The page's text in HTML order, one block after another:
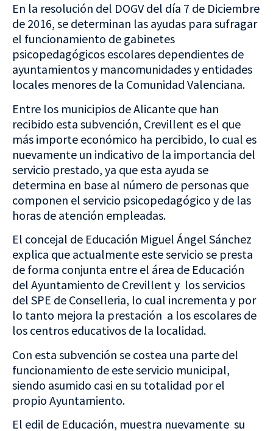
En la resolución del DOGV del día 7 de Diciembre
de 2016, se determinan las ayudas para sufragar
el funcionamiento de gabinetes
psicopedagógicos escolares dependientes de
ayuntamientos y mancomunidades y entidades
locales menores de la Comunidad Valenciana.
Entre los municipios de Alicante que han
recibido esta subvención, Crevillent es el que
más importe económico ha percibido, lo cual es
nuevamente un indicativo de la importancia del
servicio prestado, ya que esta ayuda se
determina en base al número de personas que
componen el servicio psicopedagógico y de las
horas de atención empleadas.
El concejal de Educación Miguel Ángel Sánchez
explica que actualmente este servicio se presta
de forma conjunta entre el área de Educación
del Ayuntamiento de Crevillent y los servicios
del SPE de Conselleria, lo cual incrementa y por
lo tanto mejora la prestación a los escolares de
los centros educativos de la localidad.
Con esta subvención se costea una parte del
funcionamiento de este servicio municipal,
siendo asumido casi en su totalidad por el
propio Ayuntamiento.
El edil de Educación, muestra nuevamente su